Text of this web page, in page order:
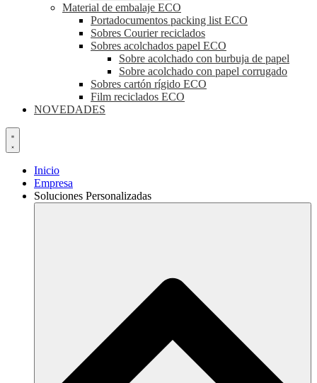
Material de embalaje ECO
Portadocumentos packing list ECO
Sobres Courier reciclados
Sobres acolchados papel ECO
Sobre acolchado con burbuja de papel
Sobre acolchado con papel corrugado
Sobres cartón rígido ECO
Film reciclados ECO
NOVEDADES
Inicio
Empresa
Soluciones Personalizadas